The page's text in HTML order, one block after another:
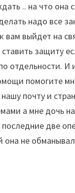
.. на что
надо все
вам выйдет на
защиту
отдельности.
помогите
почту и
а мне дочь
две
она не